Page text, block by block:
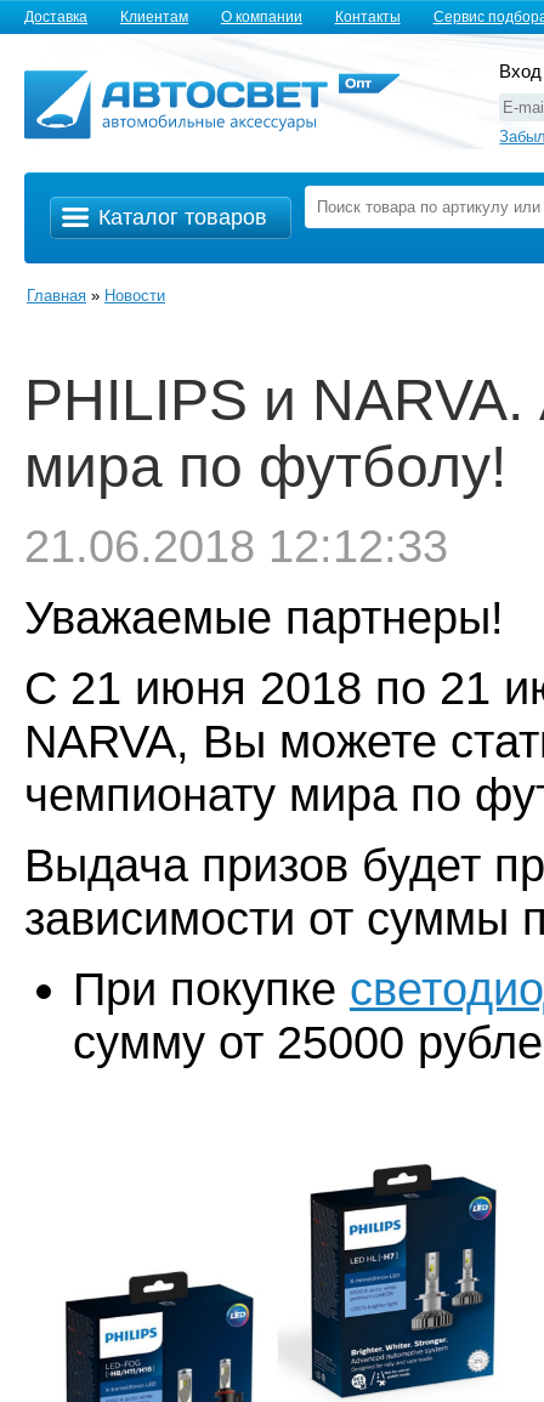
Доставка Клиентам О компании Контакты Сервис
Каталог товаров
Главная » Новости
PHILIPS и
мира по футболу!
21.06.2018 12:12:33
Уважаемые партнеры!
С 21 июня 2018 по 21
NARVA, Вы можете
чемпионату мира по
Выдача призов будет
зависимости от суммы
При покупке
сумму от 25000